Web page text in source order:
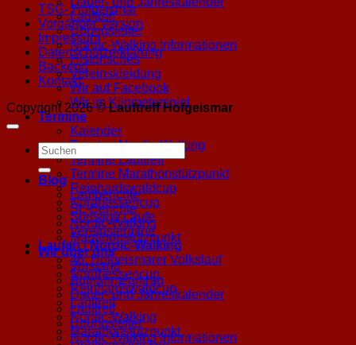
Lauftreff
Übungsleiter
Nordic-Walking Informationen
Historisches
Vereinskleidung
Wir auf Facebook
Wir im Kilometerspiel
Termine
Kalender
Termine Nordic-Walking
Termine Lauftreff
Termine Marathonstützpunkt
Reinhardswaldcup
Nordhessencup
Sonstige Läufe
Vereinstermine
Laufen / Nordic-Walking
46. Hofgeismarer Volkslauf
Nordhessencup
Reinhardswaldcup
Lauftreff
Nordic-Walking
Marathonstützpunkt
TSG- Hofgeismar
Vorgänger Version
Impressum
Datenschutzerklärung
Backend
Kontakt
Copyright 2026 ©Lauftreff Hofgeismar
Blog
Laufberichte
SL-Berichte
Nordic-Walking
Marathonstützpunkt
Wir über uns
Vorstand
Aufnahmeantrag
Dauer- und Jahreskalender
Lauftreff
Übungsleiter
Nordic-Walking Informationen